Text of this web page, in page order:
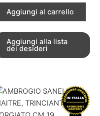
Aggiungi al carrello
Aggiungi alla lista
dei desideri